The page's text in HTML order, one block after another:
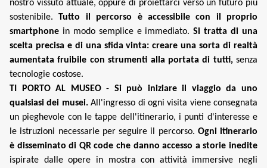
nostro vissuto attuale, oppure di proiettarci verso un futuro più
sostenibile.Tutto il percorso è accessibile con il proprio
smartphone in modo semplice e immediato.Si tratta di una
scelta precisa e di una sfida vinta: creare una sorta di realtà
aumentata fruibile con strumenti alla portata di tutti,senza
tecnologie costose.
TI PORTO AL MUSEO- Si può iniziare il viaggio da uno
qualsiasi dei musei.All'ingresso di ogni visita viene consegnata
un pieghevole con le tappe dell'itinerario, i punti d'interesse e
le istruzioni necessarie per seguire il percorso. Ogni itinerario
è disseminato di QR code che danno accesso a storie inedite
ispirate dalle opere in mostra con attività immersive negli